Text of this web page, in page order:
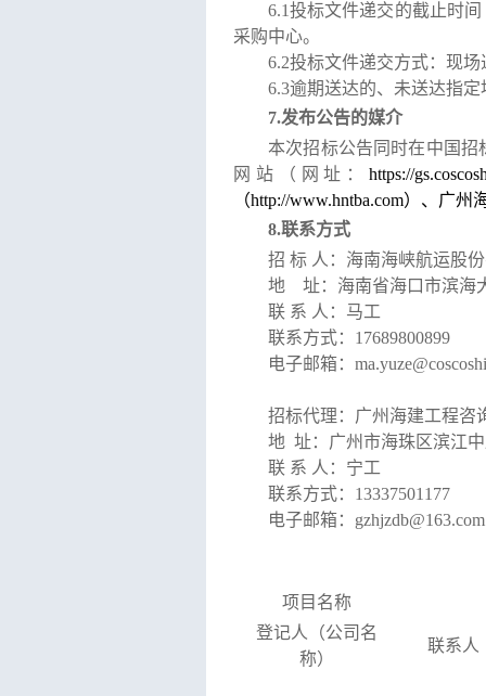
6.1投标文件递交的截止时
采购中心。
6.2投标文件递交方式：现
6.3逾期送达的、未送达指
7.发布公告的媒介
本次招标公告同时在中国
网站（网址：https://
（http://www.hntba.com）、 广州
8.联系方式
招 标 人：海南海峡航运股
地
址：海南省海口市滨海
联 系 人：马工
联系方式： 17689800899
电子邮箱：
招标代理：广州海建工程咨
地 址：广州市海珠区滨江
联 系 人：宁工
联系方式： 13337501177
电子邮箱：
项目名称
登记人（公司名
称）
联系人